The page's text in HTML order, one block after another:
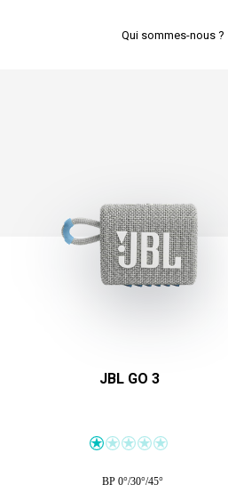
Qui sommes-nous ?
JBL GO 3